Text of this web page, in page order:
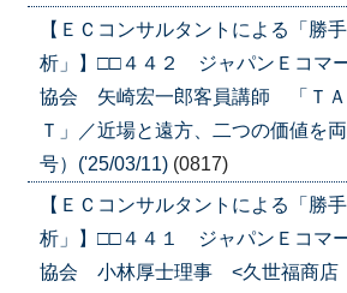
【ＥＣコンサルタントによる「勝
析」】□□４４２ ジャパンＥコマ
協会 矢崎宏一郎客員講師 「ＴＡ
Ｔ」／近場と遠方、二つの価値を
号）('25/03/11) (0817)
【ＥＣコンサルタントによる「勝
析」】□□４４１ ジャパンＥコマ
協会 小林厚士理事 <久世福商店